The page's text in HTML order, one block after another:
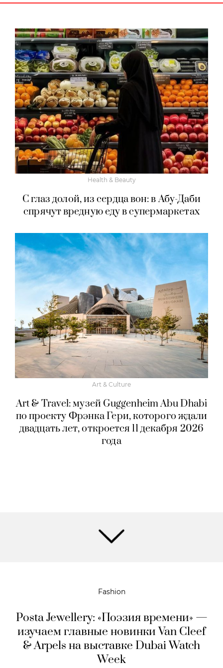
Health & Beauty
С глаз долой, из сердца вон: в Абу-Даби
спрячут вредную еду в супермаркетах
Art & Culture
Art & Travel: музей Guggenheim Abu Dhabi
по проекту Фрэнка Гери, которого ждали
двадцать лет, откроется 11 декабря 2026
года
Fashion
Posta Jewellery: «Поэзия времени» —
изучаем главные новинки Van Cleef
& Arpels на выставке Dubai Watch
Week